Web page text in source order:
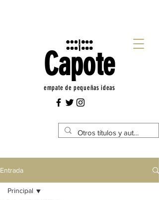
Capote
empate de pequeñas ideas
Entrada
Principal